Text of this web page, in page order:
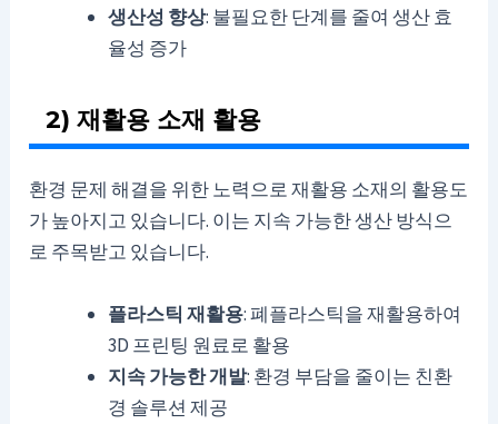
생산성 향상: 불필요한 단계를 줄여 생산 효
율성 증가
2) 재활용 소재 활용
환경 문제 해결을 위한 노력으로 재활용 소재의 활용도
가 높아지고 있습니다. 이는 지속 가능한 생산 방식으
로 주목받고 있습니다.
플라스틱 재활용: 폐플라스틱을 재활용하여
3D 프린팅 원료로 활용
지속 가능한 개발: 환경 부담을 줄이는 친환
경 솔루션 제공